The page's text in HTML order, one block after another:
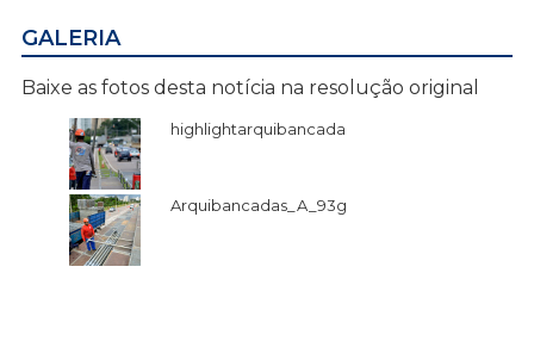
GALERIA
Baixe as fotos desta notícia na resolução original
highlightarquibancada
Arquibancadas_A_93g